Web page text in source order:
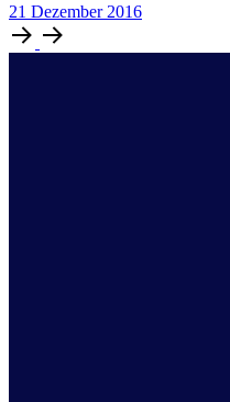
21 Dezember 2016